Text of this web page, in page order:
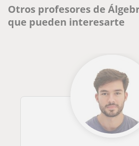
Otros profesores de
que pueden interesarte